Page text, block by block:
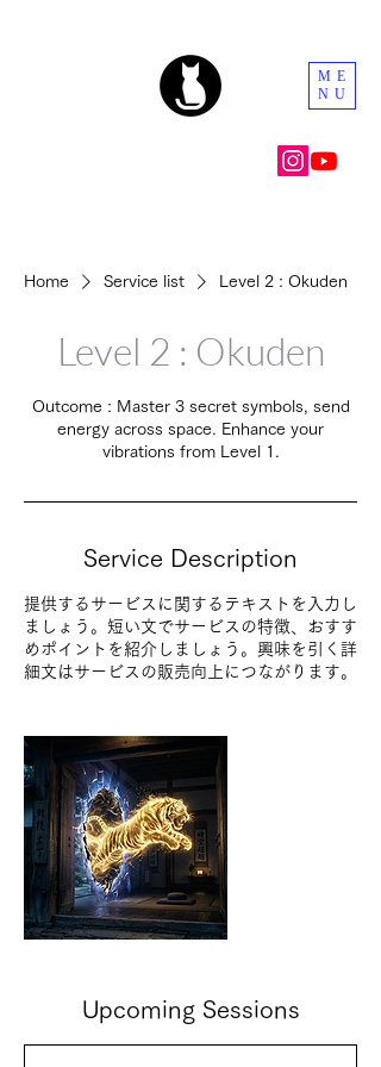
ME
NU
Home Service list Level 2 : Okuden
Level 2 : Okuden
Outcome : Master 3 secret symbols, send
energy across space. Enhance your
vibrations from Level 1.
Service Description
提供するサービスに関するテキストを入力し
ましょう。短い文でサービスの特徴、おすす
めポイントを紹介しましょう。興味を引く詳
細文はサービスの販売向上につながります。
Upcoming Sessions